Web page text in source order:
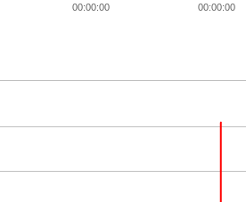
00:00:00
00:00:00